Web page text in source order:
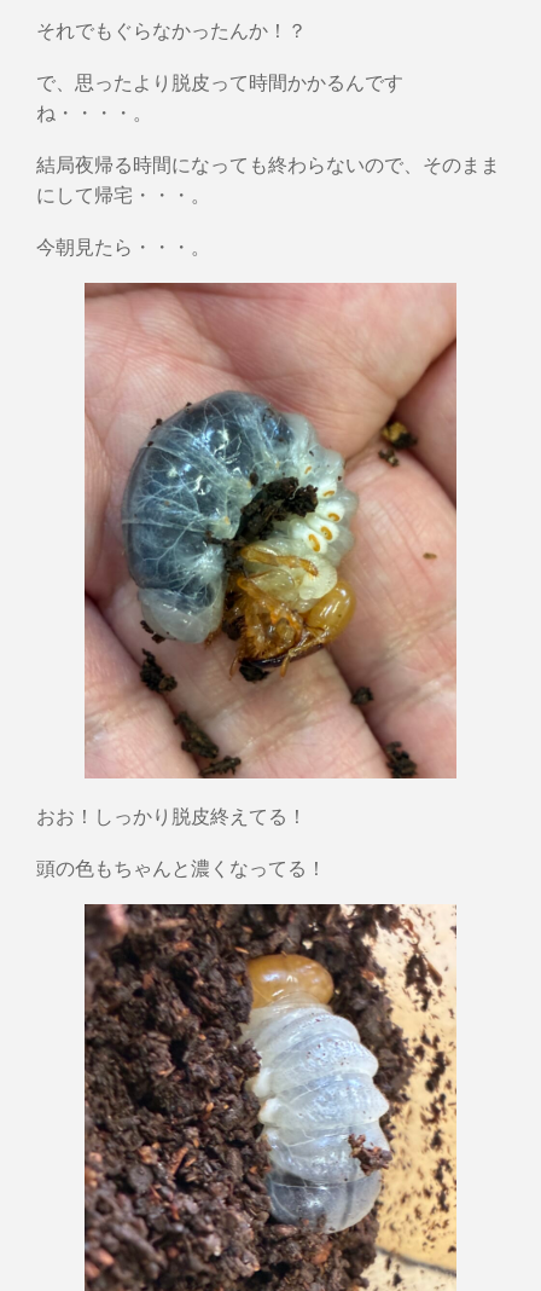
それでもぐらなかったんか！？
で、思ったより脱皮って時間かかるんです
ね・・・・。
結局夜帰る時間になっても終わらないので、そのまま
にして帰宅・・・。
今朝見たら・・・。
おお！しっかり脱皮終えてる！
頭の色もちゃんと濃くなってる！